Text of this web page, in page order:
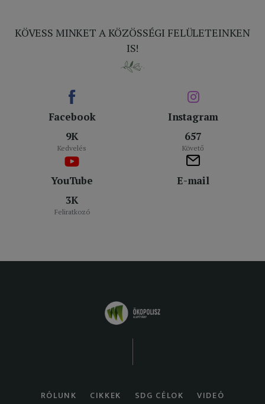
KÖVESS MINKET A KÖZÖSSÉGI FELÜLETEINKEN
IS!
Facebook
9K
Kedvelés
Instagram
657
Követő
YouTube
3K
Feliratkozó
E-mail
RÓLUNK CIKKEK SDG CÉLOK VIDEÓ